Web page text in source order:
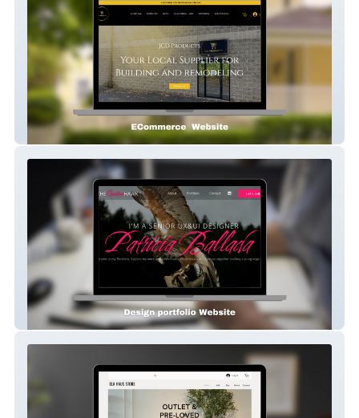
JCD Products LLC
thecreativehawk